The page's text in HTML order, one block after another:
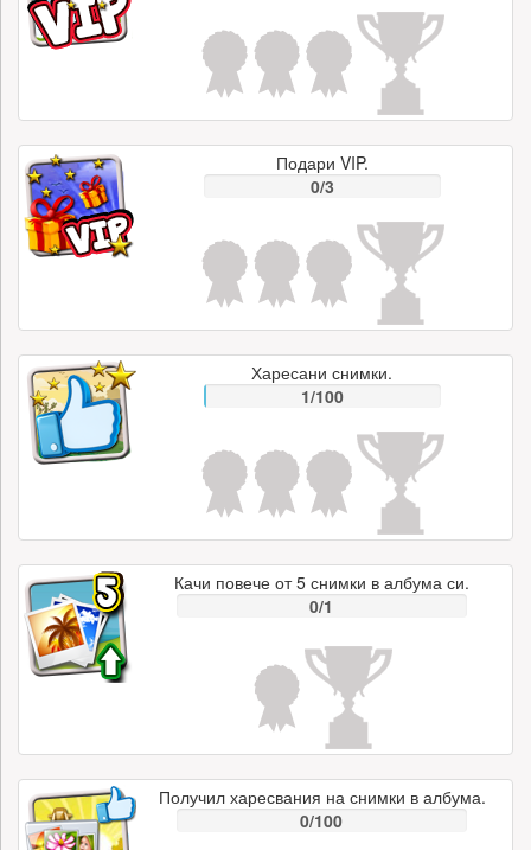
Подари VIP.
0/3
Харесани снимки.
1/100
Качи повече от 5 снимки в албума си.
0/1
Получил харесвания на снимки в албума.
0/100